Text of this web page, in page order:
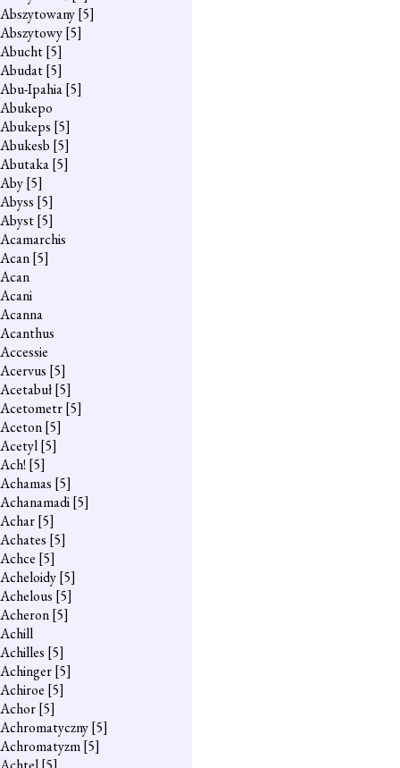
Abszytowany[5]
Abszytowy[5]
Abucht[5]
Abudat[5]
Abu-Ipahia[5]
Abukepo
Abukeps [5]
Abukesb [5]
Abutaka[5]
Aby[5]
Abyss [5]
Abyst[5]
Acamarchis
Acan[5]
Acan
Acani
Acanna
Acanthus
Accessie
Acervus [5]
Acetabuł[5]
Acetometr[5]
Aceton[5]
Acetyl[5]
Ach! [5]
Achamas [5]
Achanamadi[5]
Achar[5]
Achates [5]
Achce [5]
Acheloidy[5]
Achelous [5]
Acheron[5]
Achill
Achilles [5]
Achinger[5]
Achiroe [5]
Achor[5]
Achromatyczny[5]
Achromatyzm[5]